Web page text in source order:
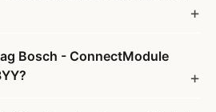
Bosch - ConnectModule